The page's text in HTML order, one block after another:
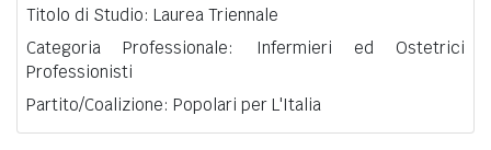
Titolo di Studio: Laurea Triennale
Categoria Professionale: Infermieri ed Ostetrici
Professionisti
Partito/Coalizione: Popolari per L'Italia